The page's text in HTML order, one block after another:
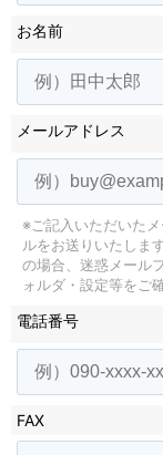
お名前
メールアドレス
※ご記入いただいた
ルをお送りいたします
の場合、迷惑メール
ォルダ・設定等をご
電話番号
FAX